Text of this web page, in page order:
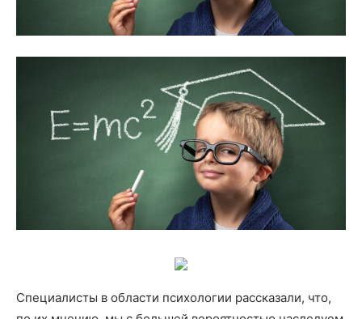
Специалисты в области психологии рассказали, что,